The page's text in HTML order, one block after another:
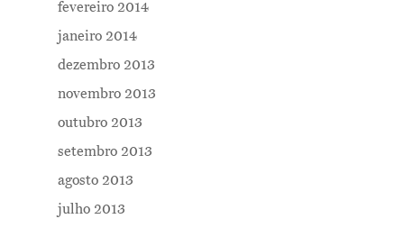
fevereiro 2014
janeiro 2014
dezembro 2013
novembro 2013
outubro 2013
setembro 2013
agosto 2013
julho 2013